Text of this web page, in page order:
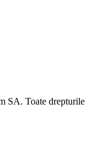
SA. Toate drepturile